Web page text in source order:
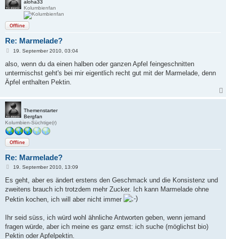
aloha33
Kolumbienfan
Offline
Re: Marmelade?
B
i
r
a
19. September 2010, 03:04
also, wenn du da einen halben oder ganzen Apfel feingeschnitten
untermischst geht's bei mir eigentlich recht gut mit der Marmelade, denn
Äpfel enthalten Pektin.
Themenstarter
Bergfan
Kolumbien-Süchtige(r)
Offline
Re: Marmelade?
B
i
r
a
g
19. September 2010, 13:09
Es geht, aber es ändert erstens den Geschmack und die Konsistenz und
zweitens brauch ich trotzdem mehr Zucker. Ich kann Marmelade ohne
Pektin kochen, ich will aber nicht immer
Ihr seid süss, ich würd wohl ähnliche Antworten geben, wenn jemand
fragen würde, aber ich meine es ganz ernst: ich suche (möglichst bio)
Pektin oder Apfelpektin.